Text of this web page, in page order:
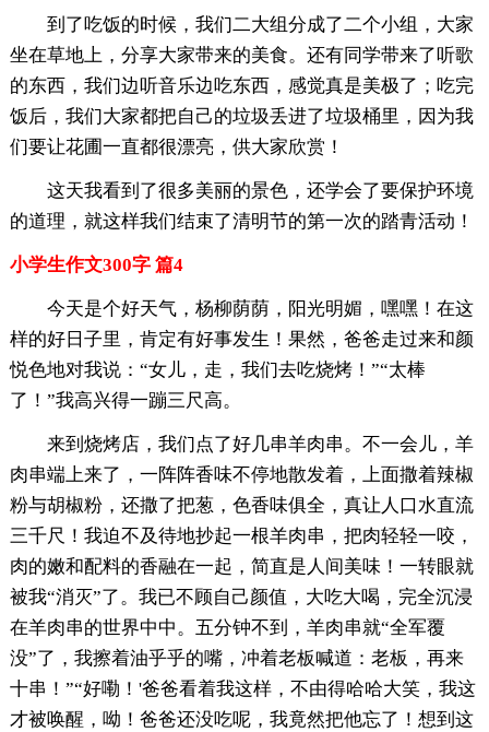
到了吃饭的时候，我们二大组分成了二个小组，大家
坐在草地上，分享大家带来的美食。还有同学带来了听歌
的东西，我们边听音乐边吃东西，感觉真是美极了；吃完
饭后，我们大家都把自己的垃圾丢进了垃圾桶里，因为我
们要让花圃一直都很漂亮，供大家欣赏！
这天我看到了很多美丽的景色，还学会了要保护环境
的道理，就这样我们结束了清明节的第一次的踏青活动！
小学生作文300字 篇4
今天是个好天气，杨柳荫荫，阳光明媚，嘿嘿！在这
样的好日子里，肯定有好事发生！果然，爸爸走过来和颜
悦色地对我说：“女儿，走，我们去吃烧烤！”“太棒
了！”我高兴得一蹦三尺高。
来到烧烤店，我们点了好几串羊肉串。不一会儿，羊
肉串端上来了，一阵阵香味不停地散发着，上面撒着辣椒
粉与胡椒粉，还撒了把葱，色香味俱全，真让人口水直流
三千尺！我迫不及待地抄起一根羊肉串，把肉轻轻一咬，
肉的嫩和配料的香融在一起，简直是人间美味！一转眼就
被我“消灭”了。我已不顾自己颜值，大吃大喝，完全沉浸
在羊肉串的世界中中。五分钟不到，羊肉串就“全军覆
没”了，我擦着油乎乎的嘴，冲着老板喊道：老板，再来
十串！”“好嘞！'爸爸看着我这样，不由得哈哈大笑，我这
才被唤醒，呦！爸爸还没吃呢，我竟然把他忘了！想到这